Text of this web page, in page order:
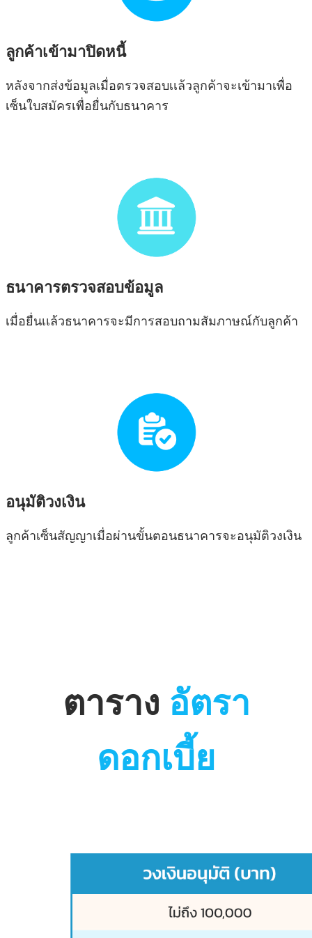
ลูกค้าเข้ามาปิดหนี้
หลังจากส่งข้อมูลเมื่อตรวจสอบเเล้วลูกค้าจะเข้ามาเพื่อ
เซ็นใบสมัครเพื่อยื่นกับธนาคาร
ธนาคารตรวจสอบข้อมูล
เมื่อยื่นเเล้วธนาคารจะมีการสอบถามสัมภาษณ์กับลูกค้า
อนุมัติวงเงิน
ลูกค้าเซ็นสัญญาเมื่อผ่านขั้นตอนธนาคารจะอนุมัติวงเงิน
ตาราง อัตรา
ดอกเบี้ย